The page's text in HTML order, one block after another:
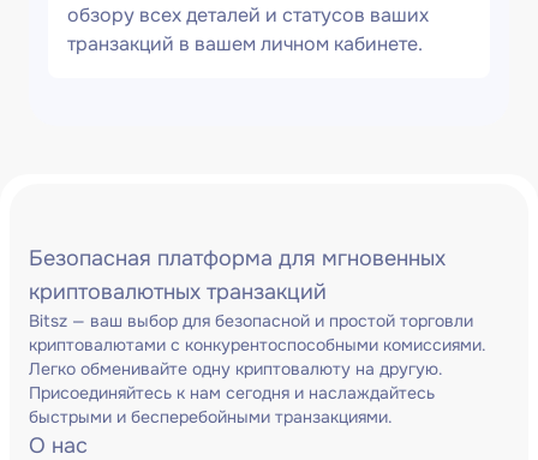
обзору всех деталей и статусов ваших
транзакций в вашем личном кабинете.
Безопасная платформа для мгновенных
криптовалютных транзакций
Bitsz — ваш выбор для безопасной и простой торговли
криптовалютами с конкурентоспособными комиссиями.
Легко обменивайте одну криптовалюту на другую.
Присоединяйтесь к нам сегодня и наслаждайтесь
быстрыми и бесперебойными транзакциями.
О нас